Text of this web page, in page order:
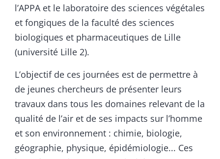
l’APPA et le laboratoire des sciences végétales
et fongiques de la faculté des sciences
biologiques et pharmaceutiques de Lille
(université Lille 2).
L’objectif de ces journées est de permettre à
de jeunes chercheurs de présenter leurs
travaux dans tous les domaines relevant de la
qualité de l’air et de ses impacts sur l’homme
et son environnement : chimie, biologie,
géographie, physique, épidémiologie... Ces